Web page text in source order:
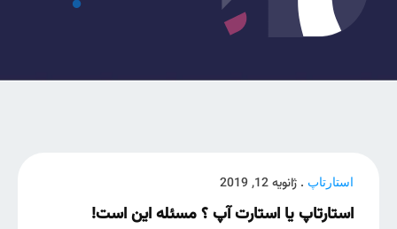
استارتاپ . ژانویه 12, 2019
استارتاپ یا استارت آپ ؟ مسئله این است!